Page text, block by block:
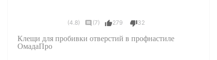
(4.8) (7) 279 32
Клещи для пробивки отверстий в профнастиле
ОмадаПро